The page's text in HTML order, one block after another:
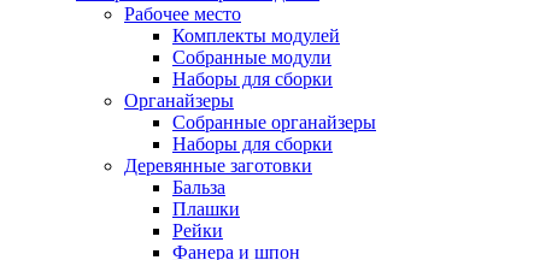
Рабочее место
Комплекты модулей
Собранные модули
Наборы для сборки
Органайзеры
Собранные органайзеры
Наборы для сборки
Деревянные заготовки
Бальза
Плашки
Рейки
Фанера и шпон